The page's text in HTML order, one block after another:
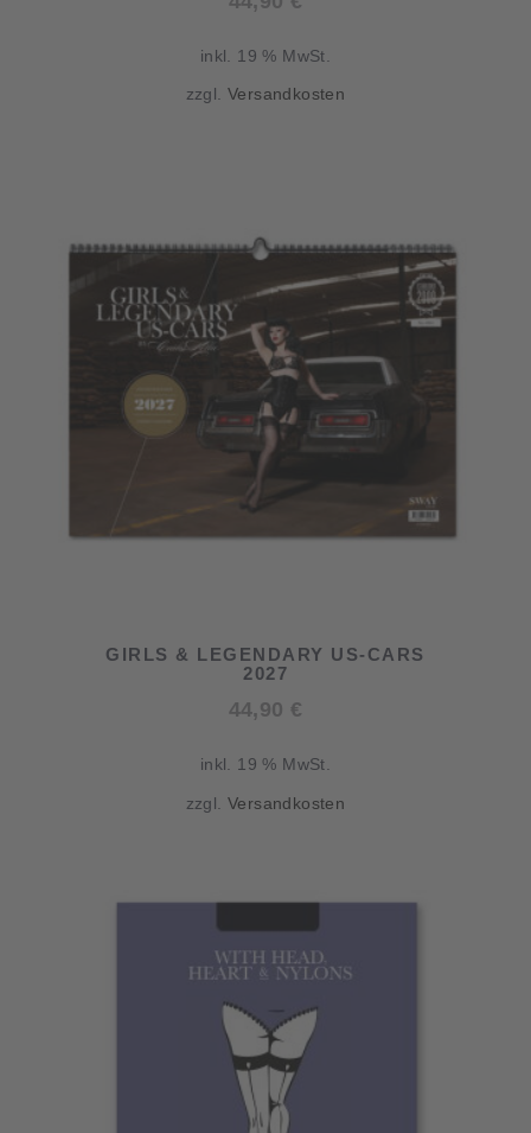
inkl. 19 % MwSt.
zzgl.Versandkosten
GIRLS & LEGENDARY US-CARS
2027
44,90 €
inkl. 19 % MwSt.
zzgl.Versandkosten